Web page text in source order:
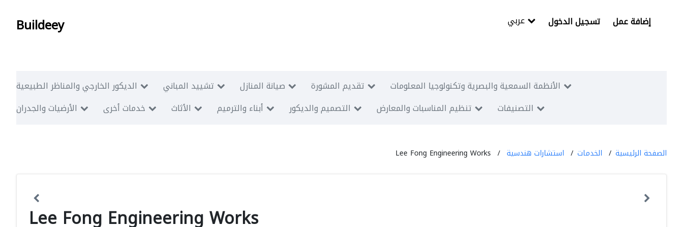
Buildeey تسجيل الدخول إضافة عمل
الديكور الخارجي والمناظر الطبيعية تشييد المباني صيانة المنازل تقديم المشورة
الأنظمة السمعية والبصرية وتكنولوجيا المعلومات
الأرضيات والجدران
خدمات أخرى الأثاث أبناء والترميم التصميم والديكور تنظيم المناسبات والمعارض التصنيفات
الصفحة الرئيسية الخدمات استشارات هندسية Lee Fong Engineering Works
Lee Fong Engineering Works